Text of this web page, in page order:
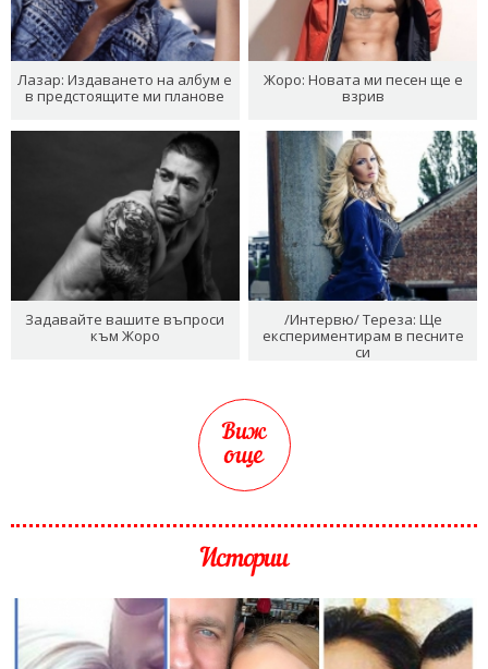
Лазар: Издаването на албум е
в предстоящите ми планове
Жоро: Новата ми песен ще е
взрив
Задавайте вашите въпроси
към Жоро
/Интервю/ Тереза: Ще
експериментирам в песните
си
Виж
още
Истории